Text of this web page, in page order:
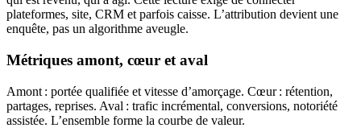
plateformes, site, CRM et parfois caisse. L’attribution devient une
enquête, pas un algorithme aveugle.
Métriques amont, cœur et aval
Amont : portée qualifiée et vitesse d’amorçage. Cœur : rétention,
partages, reprises. Aval : trafic incrémental, conversions, notoriété
assistée. L’ensemble forme la courbe de valeur.